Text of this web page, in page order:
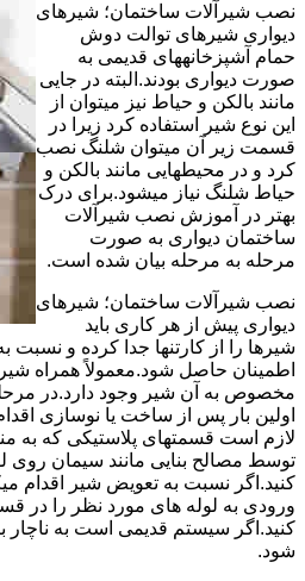
نصب شیرآلات ساختمان؛ شیرهای
دیواری شیرهای توالت دوش
حمام آشپزخانههای قدیمی به
صورت دیواری بودند.البته در جایی
مانند بالکن و حیاط نیز میتوان از
این نوع شیر استفاده کرد زیرا در
قسمت زیر آن میتوان شلنگ نصب
کرد و در محیطهایی مانند بالکن و
حیاط شلنگ نیاز میشود.برای درک
بهتر در آموزش نصب شیرآلات
ساختمان دیواری به صورت
مرحله به مرحله بیان شده است.
نصب شیرآلات ساختمان؛ شیرهای
دیواری پیش از هر کاری باید
شیرها را از کارتنها جدا کرده و نسبت
اطمینان حاصل شود.معمولاً همراه
مخصوص به آن شیر وجود دارد.در
اولین بار پس از ساخت یا نوسازی
لازم است قسمتهای پلاستیکی که به
توسط مصالح بنایی مانند سیمان روی
کنید.اگر نسبت به تعویض شیر اقدام
ورودی به لوله های مورد نظر را در
کنید.اگر سیستم قدیمی است به
شود.